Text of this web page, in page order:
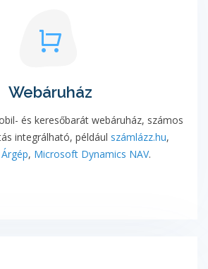
Webáruház
és keresőbarát webáruház, számos
integrálható, például számlázz.hu,
Árgép, Microsoft Dynamics NAV.